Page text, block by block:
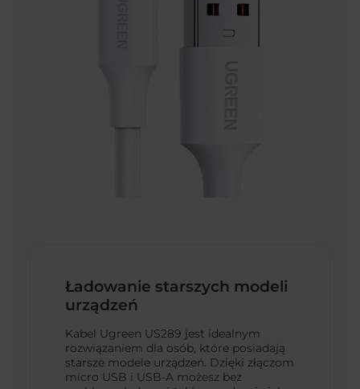
Ładowanie starszych modeli
urządzeń
Kabel Ugreen US289 jest idealnym
rozwiązaniem dla osób, które posiadają
starsze modele urządzeń. Dzięki złączom
micro USB i USB-A możesz bez